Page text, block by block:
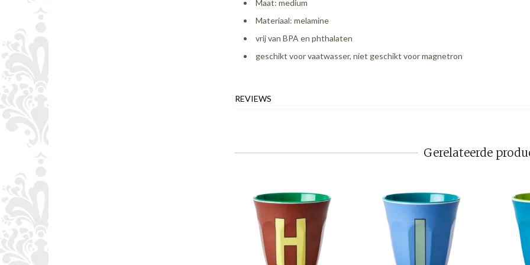
Maat: medium
Materiaal: melamine
vrij van BPA en phthalaten
geschikt voor vaatwasser, niet geschikt voor magnetron
REVIEWS
Gerelateerde